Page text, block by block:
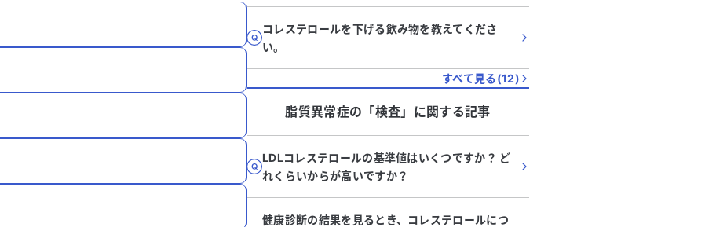
コレステロールを下げる飲み物を教えてくださ
い。
すべて見る(12)
脂質異常症の「検査」に関する記事
LDLコレステロールの基準値はいくつですか？ ど
れくらいからが高いですか？
健康診断の結果を見るとき、コレステロールにつ